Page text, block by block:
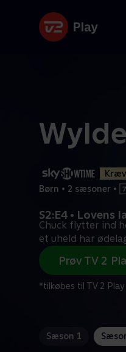
Børn • 2 sæsoner •
S2:E4 • Lovens
Chuck flytter ind
et uheld har
Prøv TV 2
*tilkøbes til TV 2
Sæson 1